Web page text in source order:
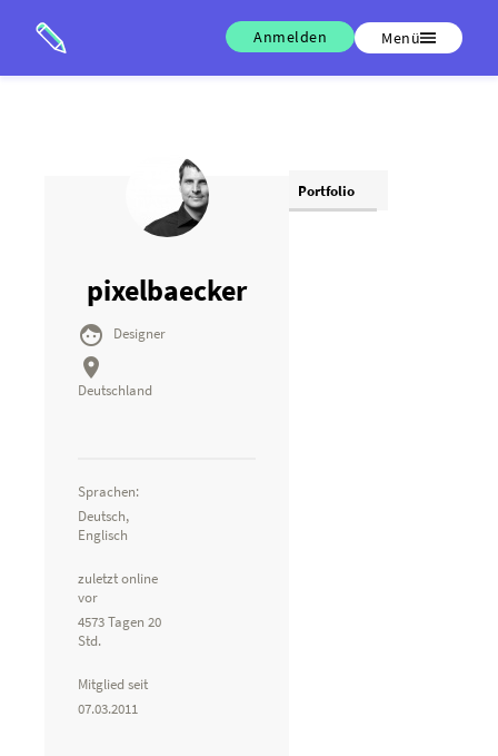
Anmelden Menü
pixelbaecker
 Designer

Deutschland
Sprachen:
Deutsch,
Englisch
zuletzt online
vor
4573 Tagen 20
Std.
Mitglied seit
07.03.2011
Portfolio